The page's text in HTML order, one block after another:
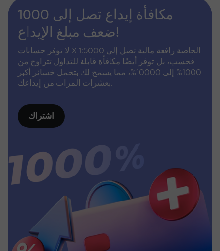
مكافأة إيداع تصل إلى 1000
ضعف مبلغ الإيداع!
لا توفر حسابات X الخاصة رافعة مالية تصل إلى 1:5000
فحسب، بل توفر أيضًا مكافأة قابلة للتداول تتراوح من
1000% إلى 10000%، مما يسمح لك بتحمل خسائر أكبر
بعشرات المرات من إيداعك.
اشتراك